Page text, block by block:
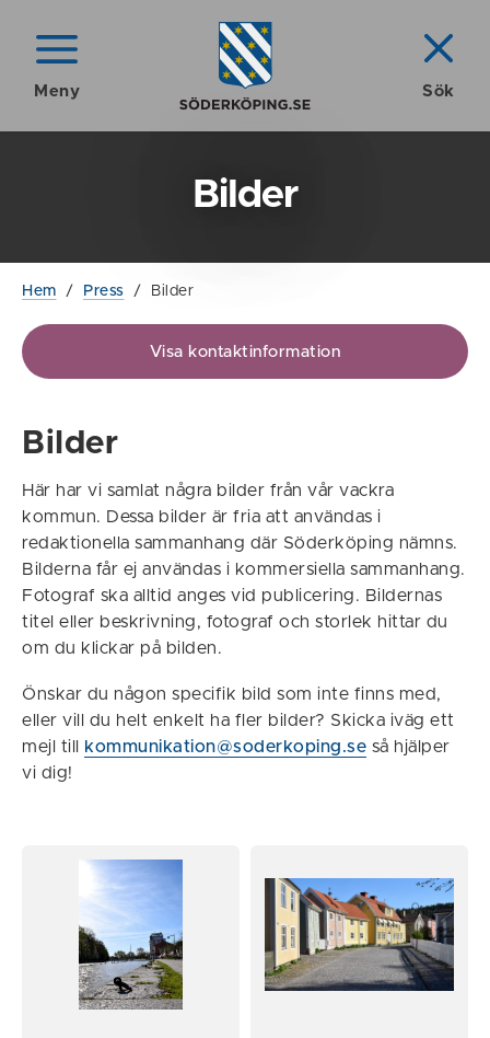
Meny Sök
Bilder
Hem / Press / Bilder
Visa kontaktinformation
Bilder
Här har vi samlat några bilder från vår vackra
kommun. Dessa bilder är fria att användas i
redaktionella sammanhang där Söderköping nämns.
Bilderna får ej användas i kommersiella sammanhang.
Fotograf ska alltid anges vid publicering. Bildernas
titel eller beskrivning, fotograf och storlek hittar du
om du klickar på bilden.
Önskar du någon specifik bild som inte finns med,
eller vill du helt enkelt ha fler bilder? Skicka iväg ett
mejl till
kommunikation@soderkoping.se så hjälper
vi dig!